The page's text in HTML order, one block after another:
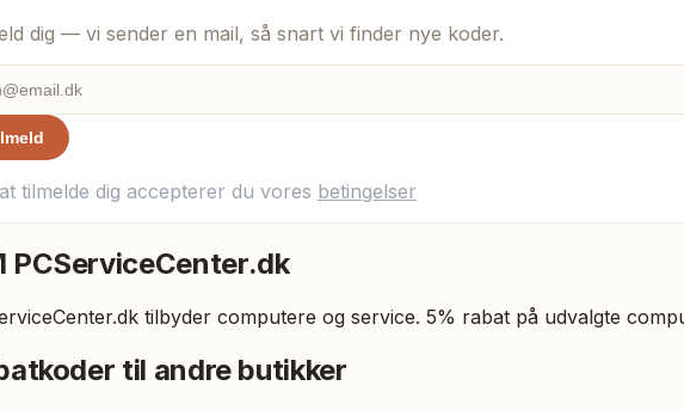
dig — vi sender en mail, så snart vi finder nye koder.
tilmelde dig accepterer du vores betingelser
PCServiceCenter.dk
tilbyder computere og service. 5% rabat på udvalgte
til andre butikker